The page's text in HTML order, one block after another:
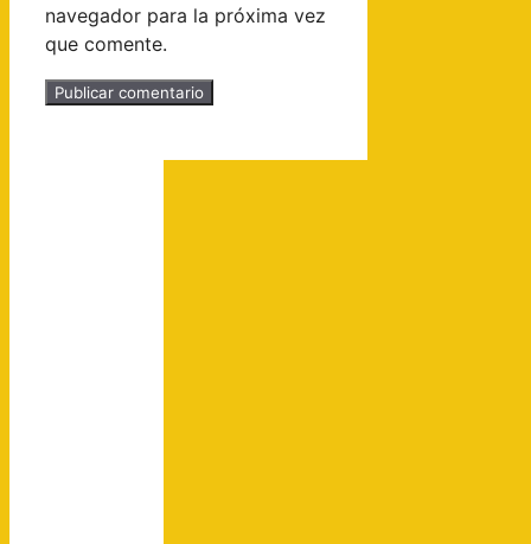
navegador para la próxima vez
que comente.